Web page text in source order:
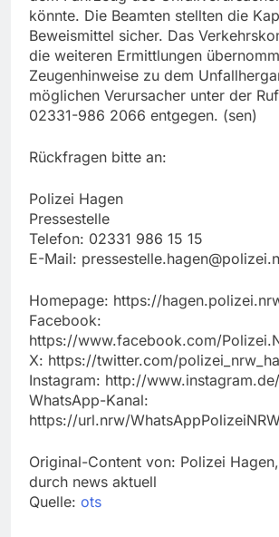
könnte. Die Beamten stellten die
Beweismittel sicher. Das
die weiteren Ermittlungen
Zeugenhinweise zu dem
möglichen Verursacher unter der
02331-986 2066 entgegen. (sen)
Rückfragen bitte an:
Polizei Hagen
Pressestelle
Telefon: 02331 986 15 15
E-Mail:
Homepage: https://
Facebook:
https://www.facebook.com/
X: https://twitter.com/polizei_nrw_ha
Instagram: http://
WhatsApp-Kanal:
https://url.nrw/
Original-Content von: Polizei
durch news aktuell
Quelle: ots